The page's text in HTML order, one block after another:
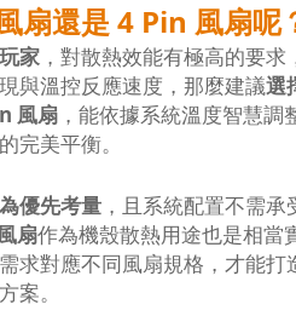
扇還是 4 Pin 風扇呢
家 ，對散熱效能有極高的要求
與溫控反應速度，那麼建議選
風扇 ，能依據系統溫度智慧調
完美平衡。
優先考量 ，且系統配置不需承
扇作為機殼散熱用途也是相當
求對應不同風扇規格，才能打
案。